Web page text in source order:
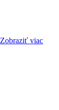
Zobraziť viac